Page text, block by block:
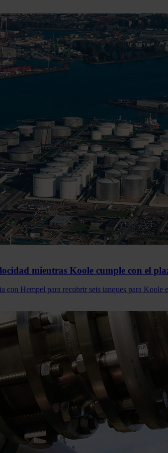
mientras Koole cumple con el
con Hempel para recubrir seis tanques para Koole